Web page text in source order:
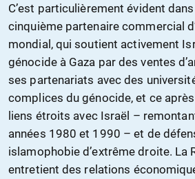
C’est particulièrement évident dans
cinquième partenaire commercial
mondial, qui soutient activement
génocide à Gaza par des ventes
ses partenariats avec des
complices du génocide, et ce
liens étroits avec Israël –
années 1980 et 1990 – et de
islamophobie d’extrême droite. La
entretient des relations